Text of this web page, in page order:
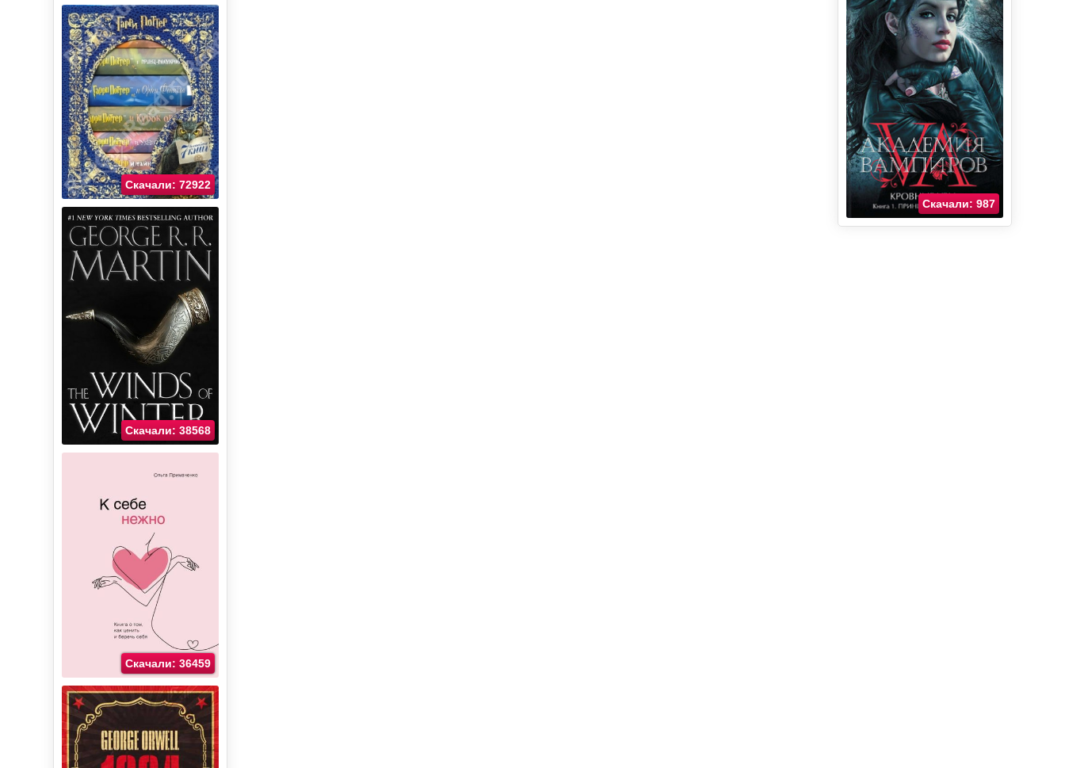
Скачали: 72922
Скачали: 38568
Скачали: 36459
Скачали: 987